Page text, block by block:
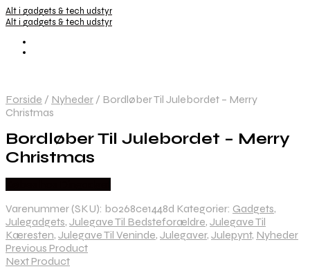
Alt i gadgets & tech udstyr
Alt i gadgets & tech udstyr
Forside / Nyheder / Bordløber Til Julebordet – Merry
Christmas
Bordløber Til Julebordet – Merry
Christmas
Varenummer (SKU): b0268ce1448d Kategorier: Gadgets,
Julegadgets, Julegave Til Bedsteforældre, Julegave Til
Kæresten, Julegave Til Veninde, Julegaver, Julepynt, Nyheder
Previous Product
Next Product